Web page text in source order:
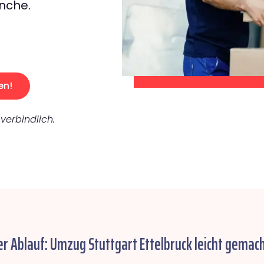
Ablauf: Umzug Stuttgart Ettelbruck leicht